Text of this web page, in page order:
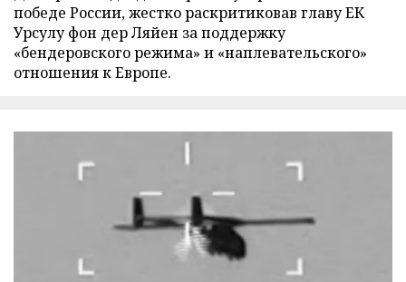
победе России, жестко раскритиковав главу ЕК
Урсулу фон дер Ляйен за поддержку
«бендеровского режима» и «наплевательского»
отношения к Европе.